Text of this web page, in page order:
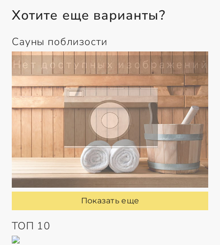
Хотите еще варианты?
Сауны поблизости
Показать еще
ТОП 10